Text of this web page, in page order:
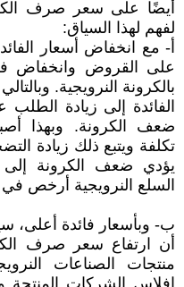
أيضًا على سعر صرف
لفهم لهذا السياق:
أ- مع انخفاض أسعار
على القروض وانخفاض
بالكرونة النرويجية.
الفائدة إلى زيادة الطلب
ضعف الكرونة. وبهذا
تكلفة ويتبع ذلك زيادة
يؤدي ضعف الكرونة إلى
السلع النرويجية أرخص في
ب- وبأسعار فائدة أعلى،
أن ارتفاع سعر صرف
منتجات الصناعات